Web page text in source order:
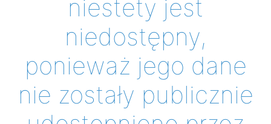
niestety jest
niedostępny,
ponieważ jego dane
nie zostały publicznie